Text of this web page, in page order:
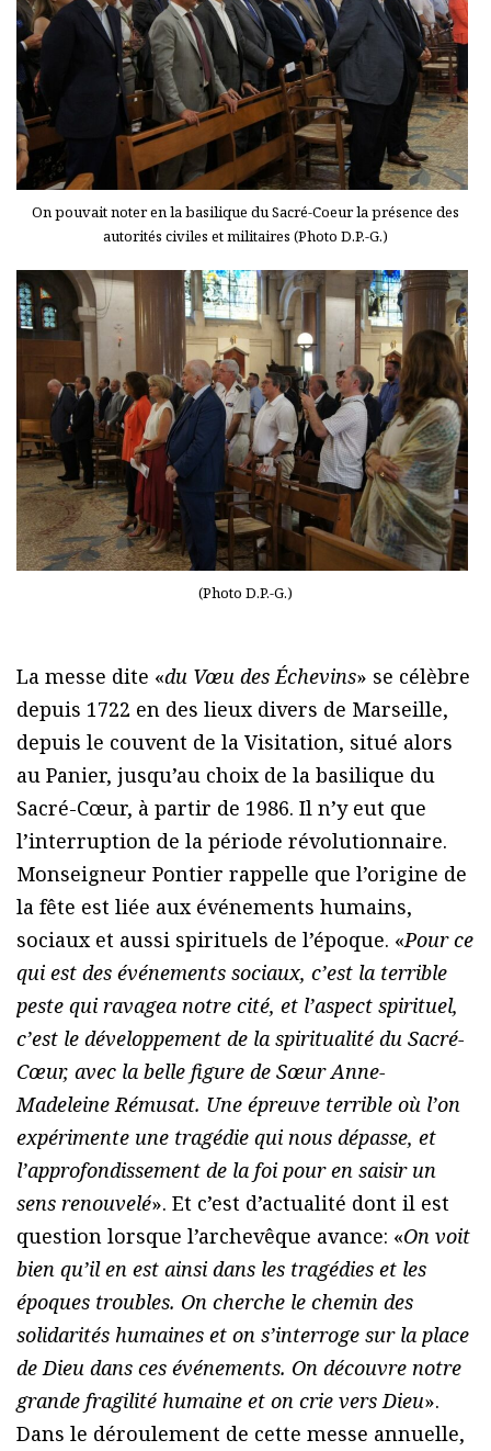
On pouvait noter en la basilique du Sacré-Coeur la présence des
autorités civiles et militaires (Photo D.P.-G.)
(Photo D.P.-G.)
La messe dite «du Vœu des Échevins» se célèbre
depuis 1722 en des lieux divers de Marseille,
depuis le couvent de la Visitation, situé alors
au Panier, jusqu’au choix de la basilique du
Sacré-Cœur, à partir de 1986. Il n’y eut que
l’interruption de la période révolutionnaire.
Monseigneur Pontier rappelle que l’origine de
la fête est liée aux événements humains,
sociaux et aussi spirituels de l’époque. «Pour ce
qui est des événements sociaux, c’est la terrible
peste qui ravagea notre cité, et l’aspect spirituel,
c’est le développement de la spiritualité du Sacré-
Cœur, avec la belle figure de Sœur Anne-
Madeleine Rémusat. Une épreuve terrible où l’on
expérimente une tragédie qui nous dépasse, et
l’approfondissement de la foi pour en saisir un
sens renouvelé». Et c’est d’actualité dont il est
question lorsque l’archevêque avance: «On voit
bien qu’il en est ainsi dans les tragédies et les
époques troubles. On cherche le chemin des
solidarités humaines et on s’interroge sur la place
de Dieu dans ces événements. On découvre notre
grande fragilité humaine et on crie vers Dieu».
Dans le déroulement de cette messe annuelle,